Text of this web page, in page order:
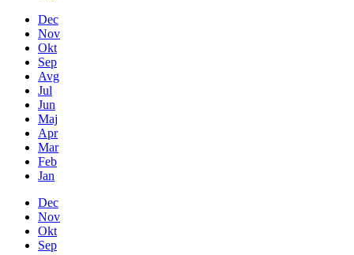
Dec
Nov
Okt
Sep
Avg
Jul
Jun
Maj
Apr
Mar
Feb
Jan
Dec
Nov
Okt
Sep